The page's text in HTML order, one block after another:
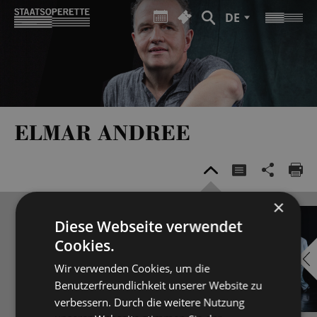
DE
ELMAR ANDREE
×
Diese Webseite verwendet
Cookies.
Wir verwenden Cookies, um die
Benutzerfreundlichkeit unserer Website zu
verbessern. Durch die weitere Nutzung